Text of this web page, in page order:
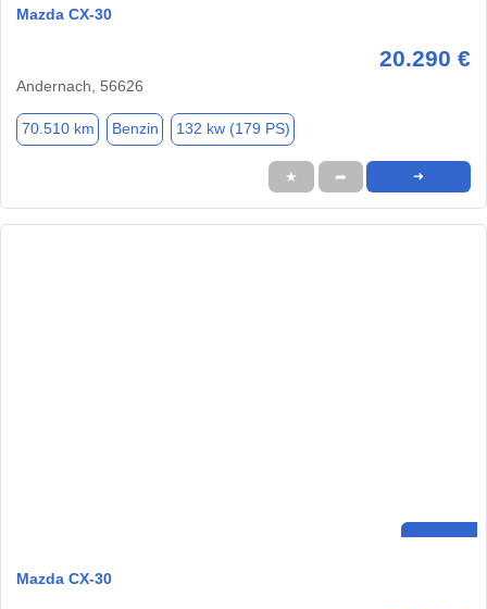
Mazda CX-30
20.290 €
Andernach, 56626
70.510 km Benzin 132 kw (179 PS)
★ ➦ ➜
Mazda CX-30